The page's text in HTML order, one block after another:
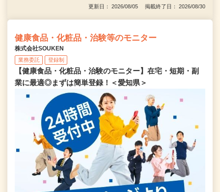
更新日： 2026/08/05 掲載終了日： 2026/08/30
健康食品・化粧品・治験等のモニター
株式会社SOUKEN
業務委託 登録制
【健康食品・化粧品・治験のモニター】在宅・短期・副
業に最適◎まずは簡単登録！＜愛知県＞